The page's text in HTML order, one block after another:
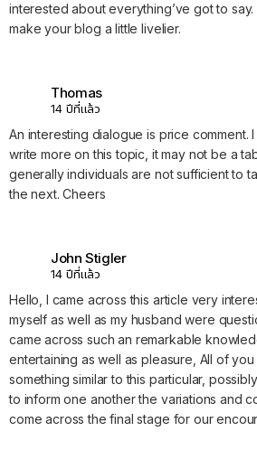
interested about everything’ve got to
make your blog a little livelier.
Thomas
14 ปีที่แล้ว
An interesting dialogue is price comment.
write more on this topic, it may not be a
generally individuals are not sufficient to
the next. Cheers
John Stigler
14 ปีที่แล้ว
Hello, I came across this article very
myself as well as my husband were
came across such an remarkable
entertaining as well as pleasure, All of
something similar to this particular,
to inform one another the variations and
come across the final stage for our